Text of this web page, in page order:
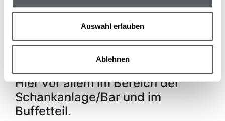
Auswahl erlauben
Ablehnen
besonders auf unsere bewährten
heimischen Firmen zurück.
Gleichzeitig kamen, anders als
bei den letzten Umgestaltungen,
Hier vor allem im Bereich der
Schankanlage/Bar und im
Buffetteil.